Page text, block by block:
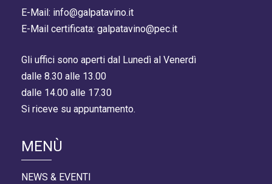
E-Mail: info@galpatavino.it
E-Mail certificata: galpatavino@pec.it
Gli uffici sono aperti dal Lunedì al Venerdì
dalle 8.30 alle 13.00
dalle 14.00 alle 17.30
Si riceve su appuntamento.
MENÙ
NEWS & EVENTI